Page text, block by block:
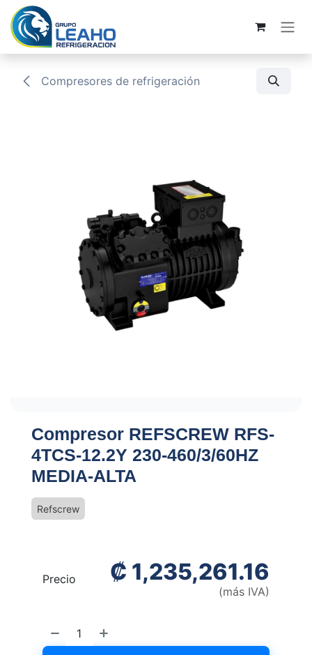
Ir al contenido
Compresores de refrigeración
Compresor REFSCREW RFS-
4TCS-12.2Y 230-460/3/60HZ
MEDIA-ALTA
Refscrew
Precio ₡ 1,235,261.16
(más IVA)